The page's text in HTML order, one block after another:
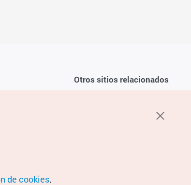
de ubicación
Otros sitios relacionados
de cookies.